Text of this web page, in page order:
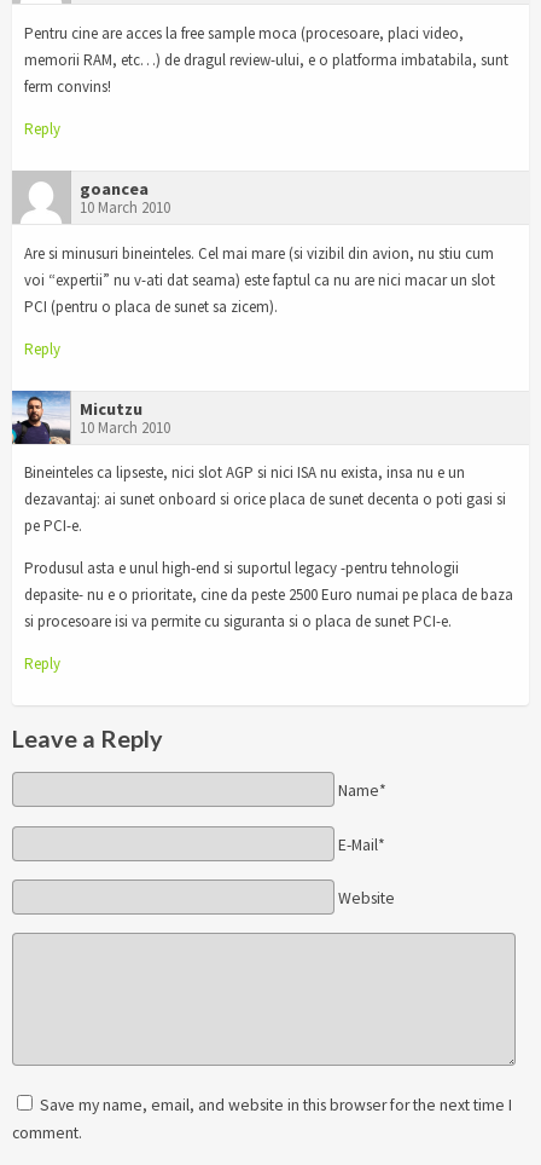
Pentru cine are acces la free sample moca (procesoare, placi video,
memorii RAM, etc…) de dragul review-ului, e o platforma imbatabila, sunt
ferm convins!
Reply
goancea
10 March 2010
Are si minusuri bineinteles. Cel mai mare (si vizibil din avion, nu stiu cum
voi “expertii” nu v-ati dat seama) este faptul ca nu are nici macar un slot
PCI (pentru o placa de sunet sa zicem).
Reply
Micutzu
10 March 2010
Bineinteles ca lipseste, nici slot AGP si nici ISA nu exista, insa nu e un
dezavantaj: ai sunet onboard si orice placa de sunet decenta o poti gasi si
pe PCI-e.
Produsul asta e unul high-end si suportul legacy -pentru tehnologii
depasite- nu e o prioritate, cine da peste 2500 Euro numai pe placa de baza
si procesoare isi va permite cu siguranta si o placa de sunet PCI-e.
Reply
Leave a Reply
Name*
E-Mail*
Website
Save my name, email, and website in this browser for the next time I
comment.